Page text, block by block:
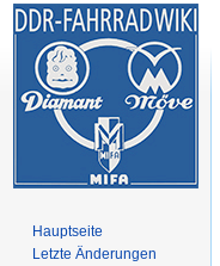
Hauptseite
Letzte Änderungen